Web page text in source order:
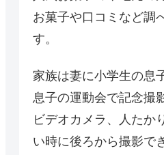
お菓子や口コミなど調
す。
家族は妻に小学生の息
息子の運動会で記念撮
ビデオカメラ、人たか
い時に後ろから撮影で